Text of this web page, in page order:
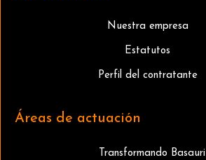
Nuestra empresa
Estatutos
Perfil del contratante
Áreas de actuación
Transformando Basauri